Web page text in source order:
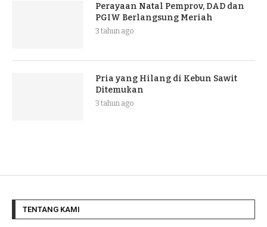
Perayaan Natal Pemprov, DAD dan
PGIW Berlangsung Meriah
3 tahun ago
Pria yang Hilang di Kebun Sawit
Ditemukan
3 tahun ago
TENTANG KAMI